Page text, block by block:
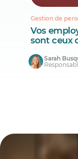
Gestion de
Vos
sont ceux
Sarah